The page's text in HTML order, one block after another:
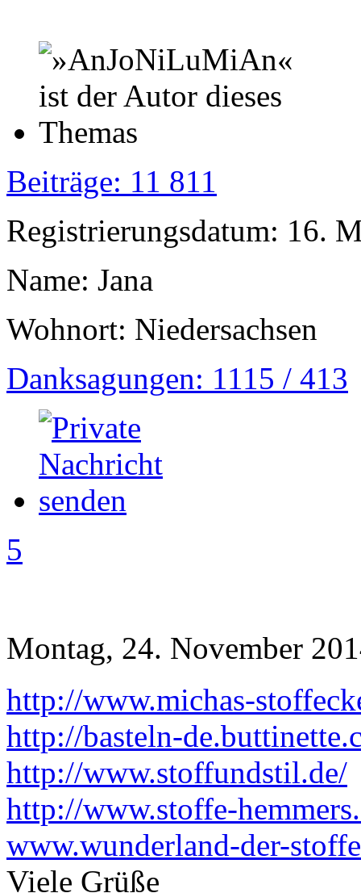
Beiträge: 11 811
Registrierungsdatum: 16.
Name: Jana
Wohnort: Niedersachsen
Danksagungen: 1115 / 413
5
Montag, 24. November
http://www.michas-
http://basteln-
http://www.stoffundstil.de/
http://www.stoffe-
www.wunderland-der-
Viele Grüße